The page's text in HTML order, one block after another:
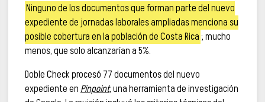
Ninguno de los documentos que forman parte del nuevo
expediente de jornadas laborales ampliadas menciona su
posible cobertura en la población de Costa Rica ; mucho
menos, que solo alcanzarían a 5%.
Doble Check procesó 77 documentos del nuevo
expediente enPinpoint, una herramienta de investigación